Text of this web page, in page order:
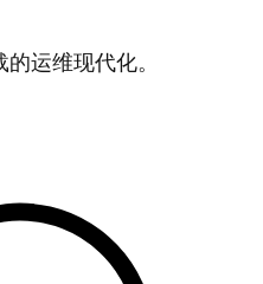
运维现代化。